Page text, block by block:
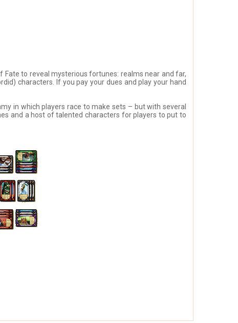
Fate to reveal mysterious fortunes: realms near and far,
characters. If you pay your dues and play your hand
in which players race to make sets – but with several
and a host of talented characters for players to put to